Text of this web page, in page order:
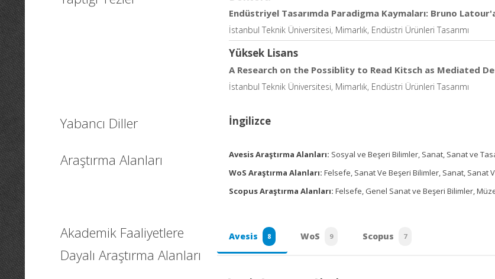
Endüstriyel Tasarımda Paradigma Kaymaları: Bruno
İstanbul Teknik Üniversitesi, Mimarlık, Endüstri Ürünleri Tasarımı
Yüksek Lisans
A Research on the Possiblity to Read Kitsch as Mediated
İstanbul Teknik Üniversitesi, Mimarlık, Endüstri Ürünleri Tasarımı
Yabancı Diller İngilizce
Araştırma Alanları Avesis Araştırma Alanları: Sosyal ve Beşeri Bilimler, Sanat, Sanat ve
WoS Araştırma Alanları: Felsefe, Sanat Ve Beşeri Bilimler, Sanat, Sanat
Scopus Araştırma Alanları: Felsefe, Genel Sanat ve Beşeri Bilimler,
Akademik Faaliyetlere
Dayalı Araştırma Alanları
Avesis 8 WoS 9 Scopus 7